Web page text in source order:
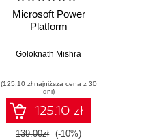
Microsoft Power
Platform
Goloknath Mishra
(125,10 zł najniższa cena z 30
dni)
125.10 zł
139.00zł (-10%)